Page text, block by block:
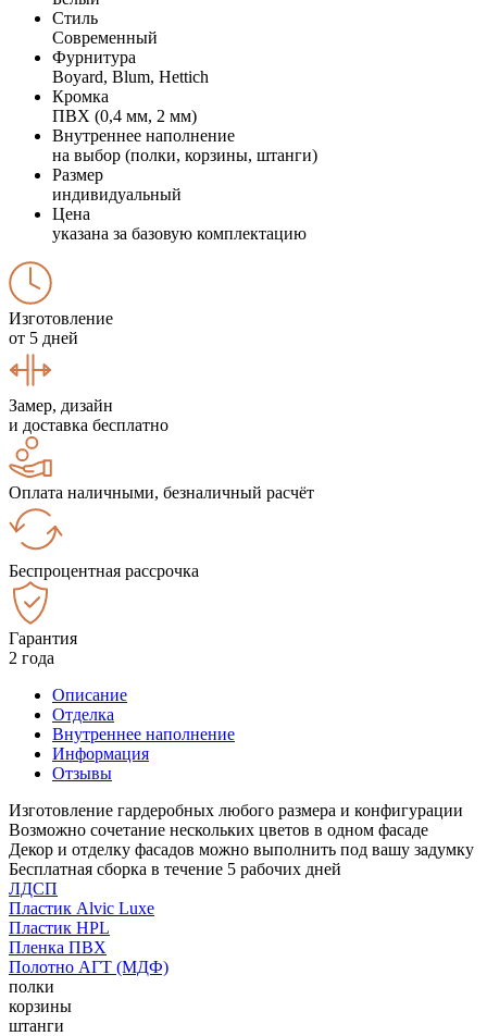
Стиль
Современный
Фурнитура
Boyard, Blum, Hettich
Кромка
ПВХ (0,4 мм, 2 мм)
Внутреннее наполнение
на выбор (полки, корзины, штанги)
Размер
индивидуальный
Цена
указана за базовую комплектацию
Изготовление
от 5 дней
Замер, дизайн
и доставка бесплатно
Оплата наличными, безналичный расчёт
Беспроцентная рассрочка
Гарантия
2 года
Описание
Отделка
Внутреннее наполнение
Информация
Отзывы
Изготовление гардеробных любого размера и конфигурации
Возможно сочетание нескольких цветов в одном фасаде
Декор и отделку фасадов можно выполнить под вашу задумку
Бесплатная сборка в течение 5 рабочих дней
ЛДСП
Пластик Alvic Luxe
Пластик HPL
Пленка ПВХ
Полотно АГТ (МДФ)
полки
корзины
штанги